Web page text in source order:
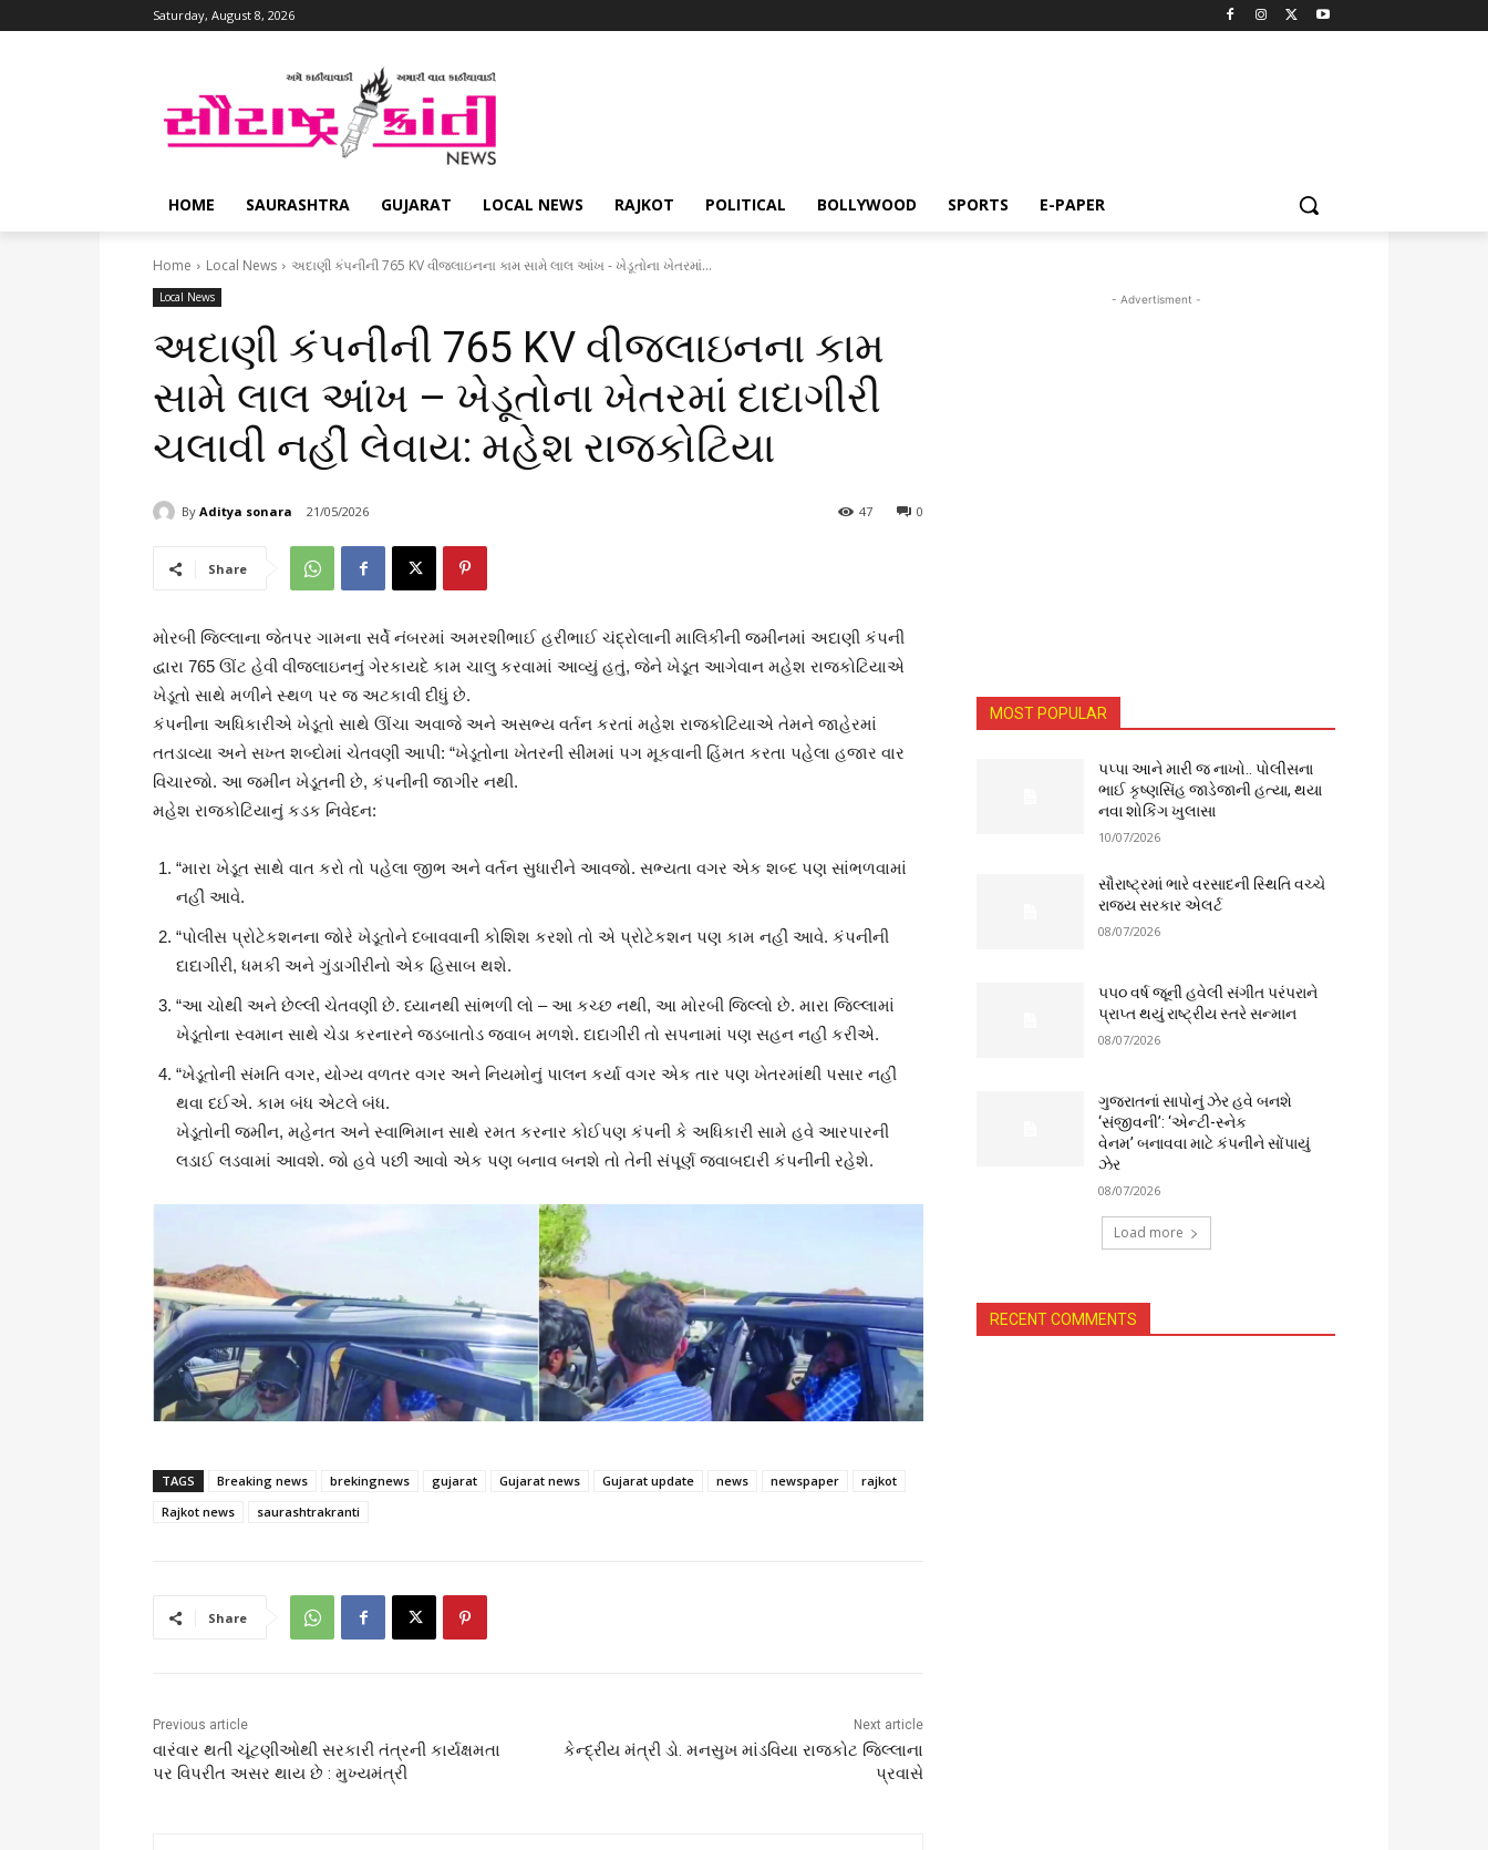
Saturday, August 8, 2026
HOME SAURASHTRA GUJARAT LOCAL NEWS RAJKOT POLITICAL BOLLYWOOD SPORTS E-PAPER
Home Local News અદાણી કંપનીની 765 KV વીજલાઇનના કામ સામે લાલ આંખ - ખેડૂતોના ખેતરમાં...
Local News
અદાણી કંપનીની 765 KV વીજલાઇનના કામ
સામે લાલ આંખ – ખેડૂતોના ખેતરમાં દાદાગીરી
ચલાવી નહીં લેવાય: મહેશ રાજકોટિયા
By Aditya sonara 21/05/2026 0
47
Share
મોરબી જિલ્લાના જેતપર ગામના સર્વે નંબરમાં અમરશીભાઈ હરીભાઈ ચંદ્રોલાની માલિકીની જમીનમાં અદાણી કંપની
દ્વારા 765 ઊંટ હેવી વીજલાઇનનું ગેરકાયદે કામ ચાલુ કરવામાં આવ્યું હતું, જેને ખેડૂત આગેવાન મહેશ રાજકોટિયાએ
ખેડૂતો સાથે મળીને સ્થળ પર જ અટકાવી દીધું છે.
કંપનીના અધિકારીએ ખેડૂતો સાથે ઊંચા અવાજે અને અસભ્ય વર્તન કરતાં મહેશ રાજકોટિયાએ તેમને જાહેરમાં
તતડાવ્યા અને સખ્ત શબ્દોમાં ચેતવણી આપી: “ખેડૂતોના ખેતરની સીમમાં પગ મૂકવાની હિંમત કરતા પહેલા હજાર વાર
વિચારજો. આ જમીન ખેડૂતની છે, કંપનીની જાગીર નથી.
મહેશ રાજકોટિયાનું કડક નિવેદન:
“મારા ખેડૂત સાથે વાત કરો તો પહેલા જીભ અને વર્તન સુધારીને આવજો. સભ્યતા વગર એક શબ્દ પણ સાંભળવામાં
નહીં આવે.
“પોલીસ પ્રોટેકશનના જોરે ખેડૂતોને દબાવવાની કોશિશ કરશો તો એ પ્રોટેકશન પણ કામ નહીં આવે. કંપનીની
દાદાગીરી, ધમકી અને ગુંડાગીરીનો એક હિસાબ થશે.
“આ ચોથી અને છેલ્લી ચેતવણી છે. ધ્યાનથી સાંભળી લો – આ કચ્છ નથી, આ મોરબી જિલ્લો છે. મારા જિલ્લામાં
ખેડૂતોના સ્વમાન સાથે ચેડા કરનારને જડબાતોડ જવાબ મળશે. દાદાગીરી તો સપનામાં પણ સહન નહીં કરીએ.
“ખેડૂતોની સંમતિ વગર, યોગ્ય વળતર વગર અને નિયમોનું પાલન કર્યા વગર એક તાર પણ ખેતરમાંથી પસાર નહીં
થવા દઈએ. કામ બંધ એટલે બંધ.
ખેડૂતોની જમીન, મહેનત અને સ્વાભિમાન સાથે રમત કરનાર કોઈપણ કંપની કે અધિકારી સામે હવે આરપારની
લડાઈ લડવામાં આવશે. જો હવે પછી આવો એક પણ બનાવ બનશે તો તેની સંપૂર્ણ જવાબદારી કંપનીની રહેશે.
TAGS Breaking news brekingnews gujarat Gujarat news Gujarat update news newspaper
rajkot
Rajkot news
saurashtrakranti
Share
Previous article
વારંવાર થતી ચૂંટણીઓથી સરકારી તંત્રની કાર્યક્ષમતા
પર વિપરીત અસર થાય છે : મુખ્યમંત્રી
Next article
કેન્દ્રીય મંત્રી ડો. મનસુખ માંડવિયા રાજકોટ જિલ્લાના
પ્રવાસે
- Advertisment -
MOST POPULAR
પપ્પા આને મારી જ નાખો.. પોલીસના
ભાઈ કૃષ્ણસિંહ જાડેજાની હત્યા, થયા
નવા શોકિંગ ખુલાસા
10/07/2026
સૌરાષ્ટ્રમાં ભારે વરસાદની સ્થિતિ વચ્ચે
રાજ્ય સરકાર એલર્ટ
08/07/2026
૫૫૦ વર્ષ જૂની હવેલી સંગીત પરંપરાને
પ્રાપ્ત થયું રાષ્ટ્રીય સ્તરે સન્માન
08/07/2026
ગુજરાતનાં સાપોનું ઝેર હવે બનશે
‘સંજીવની’: ‘એન્ટી-સ્નેક
વેનમ’ બનાવવા માટે કંપનીને સોંપાયું
ઝેર
08/07/2026
Load more
RECENT COMMENTS